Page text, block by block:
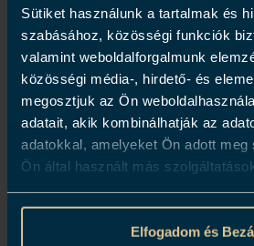
Sütiket használunk a tartalmak és
szabásához, közösségi funkciók
valamint weboldalforgalmunk
közösségi média-, hirdető- és
megosztjuk az Ön
adatait, akik kombinálhatják az
adatokkal, amelyeket Ön adott
Ön által használt más
Elfogadom és
A BiBo Budapest, a
étteremláncnak a
gyöngyszeme. A belváros
Hotel tetején kap helyet ez
rooftop étterem, amely
exkluzív környezettel várja
gasztronómiai utazást
budapesti étterem